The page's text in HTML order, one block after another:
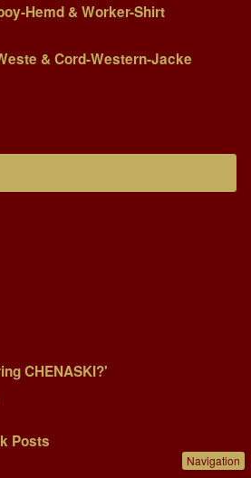
Hemd & Worker-Shirt
& Cord-Western-Jacke
CHENASKI?'
Posts
Navigation